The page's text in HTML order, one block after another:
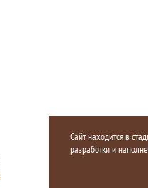
Сайт находится в
разработки и